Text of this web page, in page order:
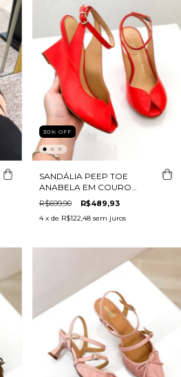
30% OFF
SANDÁLIA PEEP TOE
ANABELA EM COURO
VERMELHO
R$699,90 R$489,93
4 x de R$122,48 sem juros